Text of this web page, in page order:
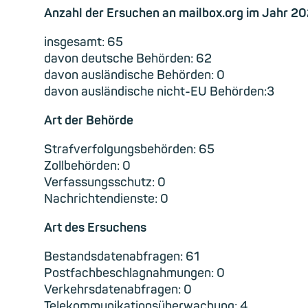
Anzahl der Ersuchen an mailbox.org im Jahr
insgesamt: 65
davon deutsche Behörden: 62
davon ausländische Behörden: 0
davon ausländische nicht-EU Behörden:3
Art der Behörde
Strafverfolgungsbehörden: 65
Zollbehörden: 0
Verfassungsschutz: 0
Nachrichtendienste: 0
Art des Ersuchens
Bestandsdatenabfragen: 61
Postfachbeschlagnahmungen: 0
Verkehrsdatenabfragen: 0